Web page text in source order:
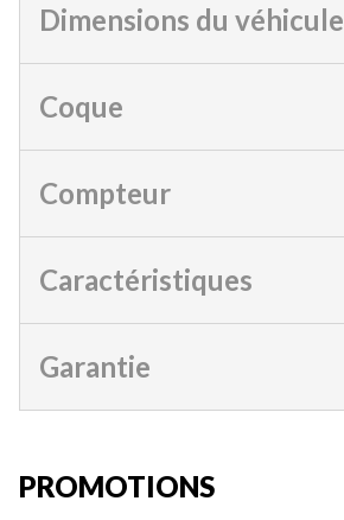
Dimensions du véhicule
Coque
Compteur
Caractéristiques
Garantie
PROMOTIONS